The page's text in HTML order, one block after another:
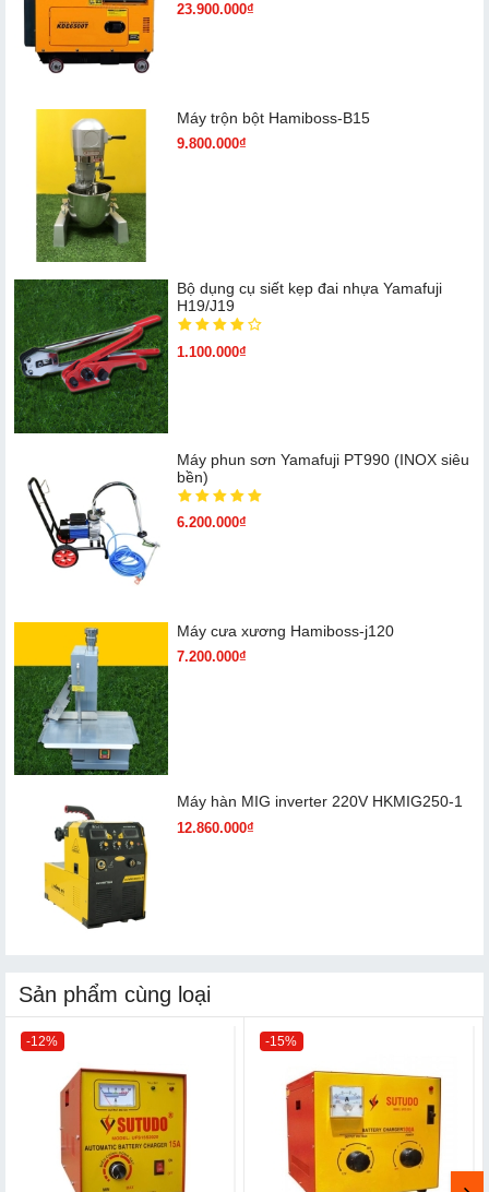
23.900.000₫
Máy trộn bột Hamiboss-B15
9.800.000₫
Bộ dụng cụ siết kẹp đai nhựa Yamafuji
H19/J19
1.100.000₫
Máy phun sơn Yamafuji PT990 (INOX siêu
bền)
6.200.000₫
Máy cưa xương Hamiboss-j120
7.200.000₫
Máy hàn MIG inverter 220V HKMIG250-1
12.860.000₫
Sản phẩm cùng loại
-12% -15%